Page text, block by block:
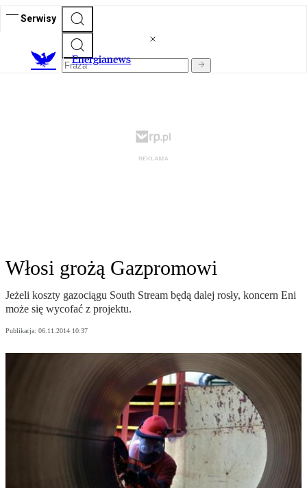
Serwisy
Energianews
Włosi grożą Gazpromowi
Jeżeli koszty gazociągu South Stream będą dalej rosły, koncern Eni
może się wycofać z projektu.
Publikacja: 06.11.2014 10:37